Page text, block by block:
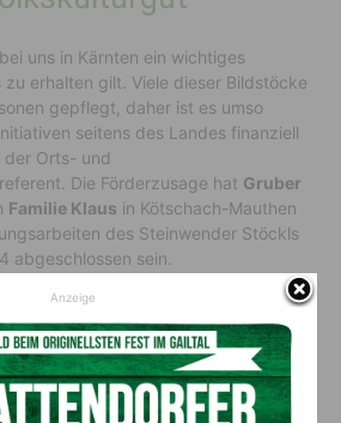
uns in Kärnten ein wichtiges
erhalten gilt. Viele dieser Bildstöcke
gepflegt, daher ist es umso
seitens des Landes finanziell
der Orts- und
Die Förderzusage hat Gruber
Familie Klaus in Kötschach-Mauthen
des Steinwender Stöckls
abgeschlossen sein.
werden
Nächster Artikel
Stärkung des
niedergelassenen Angebots
ist für die Aufrechterhaltung
Anzeige